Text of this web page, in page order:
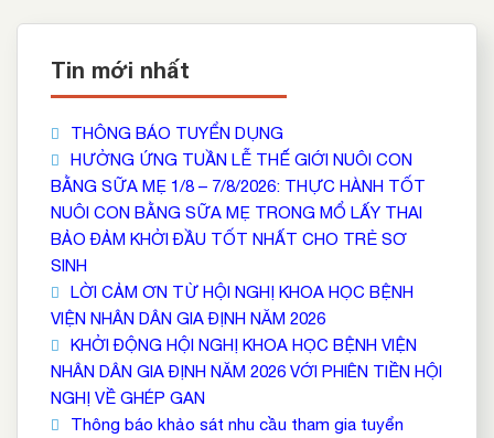
Tin mới nhất
THÔNG BÁO TUYỂN DỤNG
HƯỞNG ỨNG TUẦN LỄ THẾ GIỚI NUÔI CON
BẰNG SỮA MẸ 1/8 – 7/8/2026: THỰC HÀNH TỐT
NUÔI CON BẰNG SỮA MẸ TRONG MỔ LẤY THAI
BẢO ĐẢM KHỞI ĐẦU TỐT NHẤT CHO TRẺ SƠ
SINH
LỜI CẢM ƠN TỪ HỘI NGHỊ KHOA HỌC BỆNH
VIỆN NHÂN DÂN GIA ĐỊNH NĂM 2026
KHỞI ĐỘNG HỘI NGHỊ KHOA HỌC BỆNH VIỆN
NHÂN DÂN GIA ĐỊNH NĂM 2026 VỚI PHIÊN TIỀN HỘI
NGHỊ VỀ GHÉP GAN
Thông báo khảo sát nhu cầu tham gia tuyển